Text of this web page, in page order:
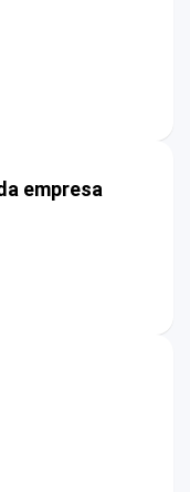
empresa